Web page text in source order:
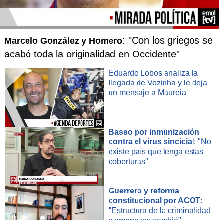
Bandera de la Organización de Naciones Unidas (ONU). | AP
Para Irán, recurrir al " snapback
" en estas
circunstancias es "irrelevante" ycarece de
"fundamento jurídico, político y ético".
"Lospaíses europeoshan violado sus compromisos
esenciales en el acuerdo nuclear y
legitimidad para recurrir a este mecanismo
el vocero de la diplomacia iraní.
Pero para Europa, el "snapback" es una
legítima ante el incumplimiento de Irán
compromisos nucleares.
Con evidente preocupación,Irán pidió a los
Marcelo González y Homero: "Con los griegos se
acabó toda la originalidad en Occidente"
Eduardo Lobos analiza la
llegada de Vozinha y le deja
un mensaje a Maureia
Basso por inmunización
contra el virus sincicial : "No
existe país que tenga estas
coberturas"
Guerrero y reforma
constitucional por ACOT:
"Estructura de la criminalidad